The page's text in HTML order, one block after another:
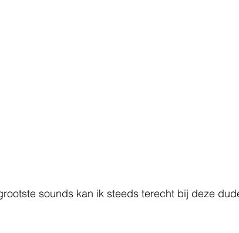
sounds kan ik steeds terecht bij deze